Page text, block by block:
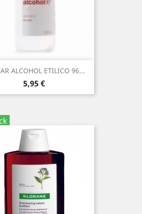
ALCOHOL ETILICO 96...
Precio
5,95 €